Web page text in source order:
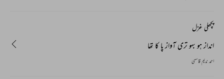
پچھلی غزل
انداز ہو بہو تری آواز پا کا تھا
احمد ندیم قاسمی